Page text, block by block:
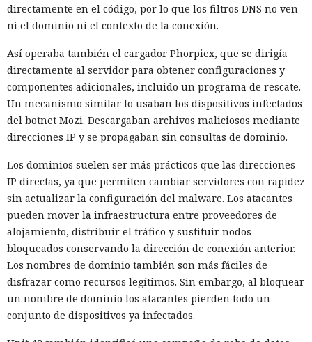
directamente en el código, por lo que los filtros DNS no ven
ni el dominio ni el contexto de la conexión.
Así operaba también el cargador Phorpiex, que se dirigía
directamente al servidor para obtener configuraciones y
componentes adicionales, incluido un programa de rescate.
Un mecanismo similar lo usaban los dispositivos infectados
del botnet Mozi. Descargaban archivos maliciosos mediante
direcciones IP y se propagaban sin consultas de dominio.
Los dominios suelen ser más prácticos que las direcciones
IP directas, ya que permiten cambiar servidores con rapidez
sin actualizar la configuración del malware. Los atacantes
pueden mover la infraestructura entre proveedores de
alojamiento, distribuir el tráfico y sustituir nodos
bloqueados conservando la dirección de conexión anterior.
Los nombres de dominio también son más fáciles de
disfrazar como recursos legítimos. Sin embargo, al bloquear
un nombre de dominio los atacantes pierden todo un
conjunto de dispositivos ya infectados.